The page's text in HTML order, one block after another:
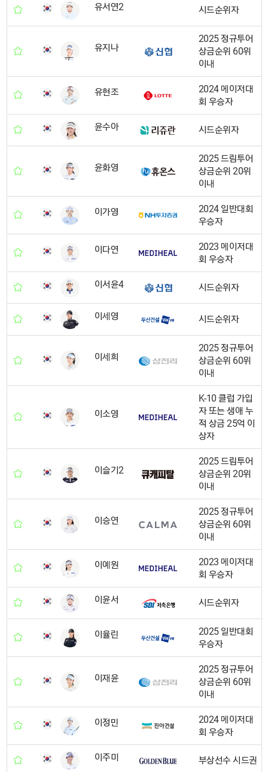
유서연2 시드순위자
유지나
2025 정규투어
상금순위 60위
이내
유현조
2024 메이저대
회 우승자
윤수아 시드순위자
윤화영
2025 드림투어
상금순위 20위
이내
이가영
2024 일반대회
우승자
이다연
2023 메이저대
회 우승자
이서윤4 시드순위자
이세영 시드순위자
이세희
2025 정규투어
상금순위 60위
이내
이소영
K-10 클럽 가입
자 또는 생애 누
적 상금 25억 이
상자
이슬기2
2025 드림투어
상금순위 20위
이내
이승연
2025 정규투어
상금순위 60위
이내
이예원
2023 메이저대
회 우승자
이윤서 시드순위자
이율린
2025 일반대회
우승자
이재윤
2025 정규투어
상금순위 60위
이내
이정민
2024 메이저대
회 우승자
이주미 부상선수 시드권